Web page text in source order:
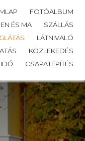
FOTÓALBUM
ÉS MA
SZÁLLÁS
LÁTNIVALÓ
KÖZLEKEDÉS
CSAPATÉPÍTÉS